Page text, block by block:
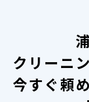
クリーニ
今すぐ頼